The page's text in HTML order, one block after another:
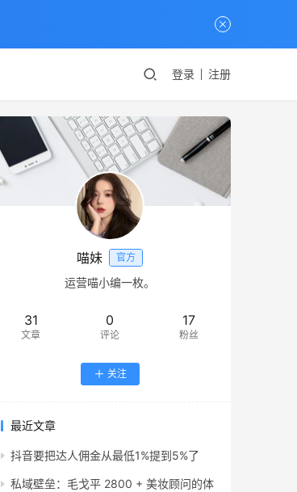
登录 注册
喵妹 官方
运营喵小编一枚。
31
文章
0
评论
17
粉丝
关注
最近文章
抖音要把达人佣金从最低1%提到5%了
私域壁垒：毛戈平 2800 + 美妆顾问的体